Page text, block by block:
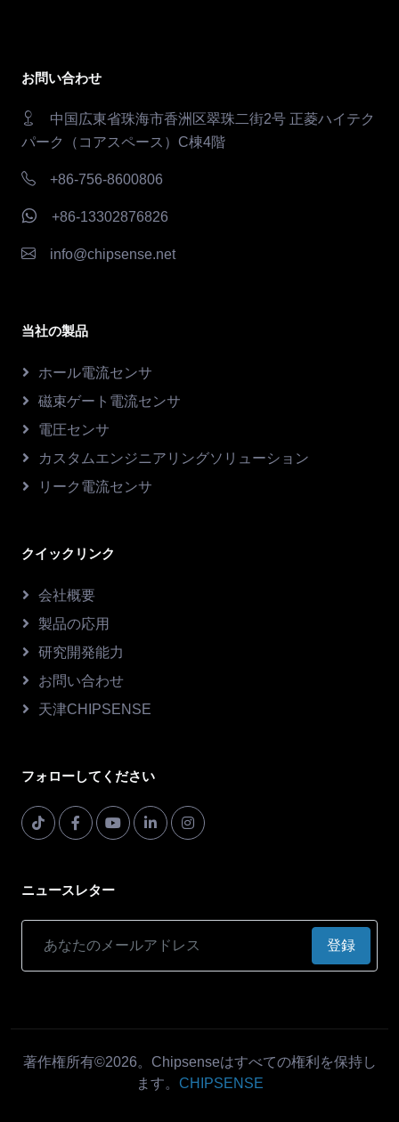
お問い合わせ
中国広東省珠海市香洲区翠珠二街2号 正菱ハイテク
パーク（コアスペース）C棟4階
+86-756-8600806
+86-13302876826
info@chipsense.net
当社の製品
ホール電流センサ
磁束ゲート電流センサ
電圧センサ
カスタムエンジニアリングソリューション
リーク電流センサ
クイックリンク
会社概要
製品の応用
研究開発能力
お問い合わせ
天津CHIPSENSE
フォローしてください
ニュースレター
登録
著作権所有©2026。Chipsenseはすべての権利を保持し
ます。 CHIPSENSE